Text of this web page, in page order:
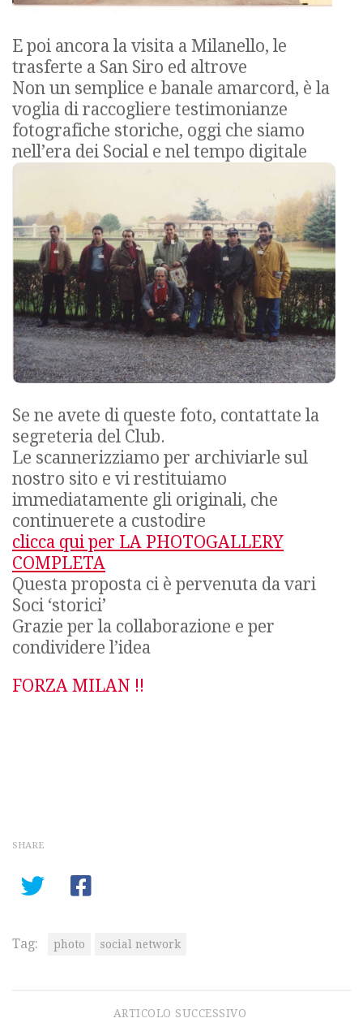
E poi ancora la visita a Milanello, le
trasferte a San Siro ed altrove
Non un semplice e banale amarcord, è la
voglia di raccogliere testimonianze
fotografiche storiche, oggi che siamo
nell’era dei Social e nel tempo digitale
Se ne avete di queste foto, contattate la
segreteria del Club.
Le scannerizziamo per archiviarle sul
nostro sito e vi restituiamo
immediatamente gli originali, che
continuerete a custodire
clicca qui per LA PHOTOGALLERY
COMPLETA
Questa proposta ci è pervenuta da vari
Soci ‘storici’
Grazie per la collaborazione e per
condividere l’idea
FORZA MILAN !!
SHARE
Tag: photo social network
ARTICOLO SUCCESSIVO